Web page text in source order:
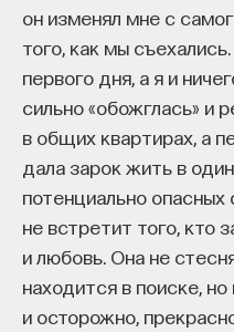
он изменял мне с
того, как мы
первого дня, а я и
сильно «обожглась» и
в общих квартирах, а
дала зарок жить в
потенциально
не встретит того, кто
и любовь. Она не
находится в поиске,
и осторожно,